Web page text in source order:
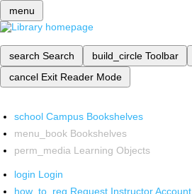
menu
search Search build_circle Toolbar
cancel Exit Reader Mode
school Campus Bookshelves
menu_book Bookshelves
perm_media Learning Objects
login Login
how_to_reg Request Instructor Account